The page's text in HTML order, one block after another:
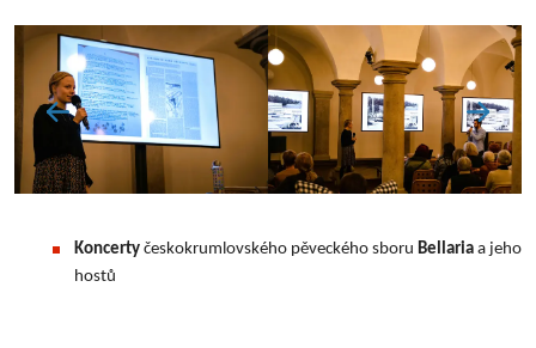
Koncerty českokrumlovského pěveckého sboru Bellaria a jeho
hostů